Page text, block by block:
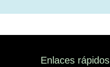
Enlaces rápidos